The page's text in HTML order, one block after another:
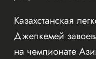
Казахстанская
Джепкемей
на чемпионате